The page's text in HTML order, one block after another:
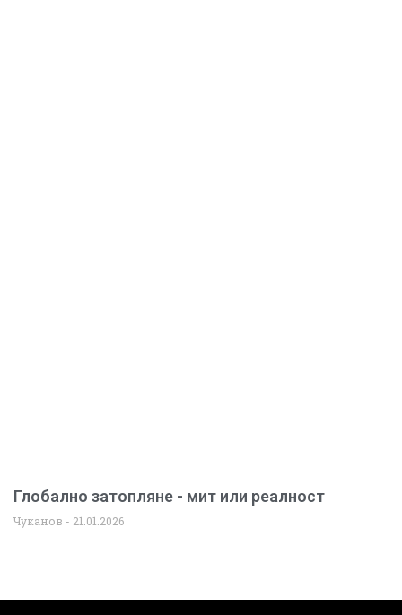
Глобално затопляне - мит или реалност
Чуканов 21.01.2026